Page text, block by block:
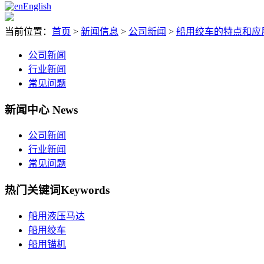
English
当前位置： 首页 > 新闻信息 > 公司新闻 > 船用绞车的特点和应
公司新闻
行业新闻
常见问题
新闻中心 News
公司新闻
行业新闻
常见问题
热门关键词Keywords
船用液压马达
船用绞车
船用锚机